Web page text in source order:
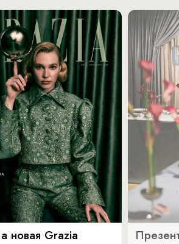
новая Grazia